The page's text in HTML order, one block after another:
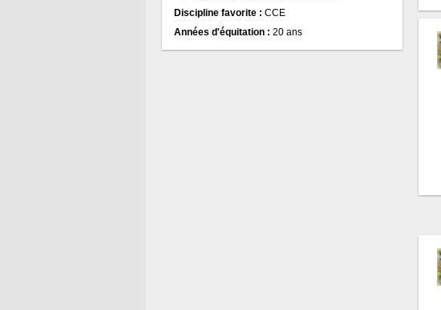
Discipline favorite : CCE
Années d'équitation : 20 ans